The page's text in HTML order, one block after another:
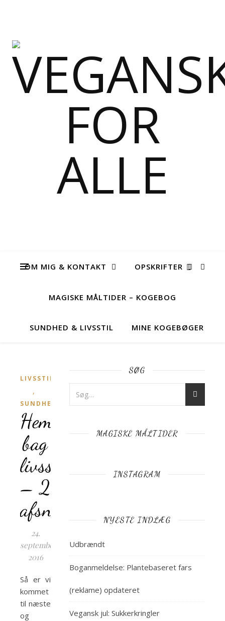
OM MIG & KONTAKT OPSKRIFTER
MAGISKE MÅLTIDER – KOGEBOG
SUNDHED & LIVSSTIL MINE KOGEBØGER
LIVSSTIL
,
SUNDHED
Hemmeligheden
bag
livsstilsændringer
– 2
afsnit
24.
september
2016
Så er vi
kommet
til næste
og
SØG
MAGISKE MÅLTIDER
INSTAGRAM
NYESTE INDLÆG
Udbrændt
Boganmeldelse: Plantebaseret fars
(reklame) opdateret
Vegansk jul: Sukkerkringler